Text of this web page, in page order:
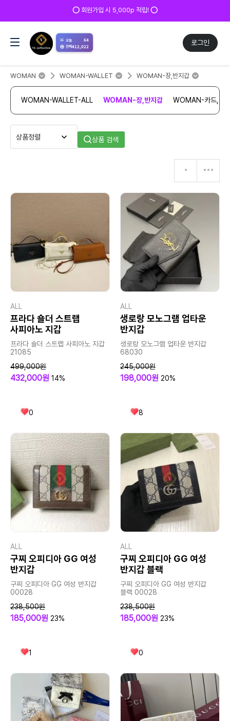
⭕ 회원가입 시 5,000p 적립! ⭕
로그인
📊 오늘 64
전체412,022
WOMAN WOMAN-WALLET WOMAN-장,반지갑
WOMAN-WALLET-ALL WOMAN-장,반지갑 WOMAN-카드,여
상품 검색
ALL
프라다 숄더 스트랩
사피아노 지갑
프라다 숄더 스트랩 사피아노 지갑
21085
499,000원
432,000원 14%
0
ALL
생로랑 모노그램 업타운
반지갑
생로랑 모노그램 업타운 반지갑
68030
245,000원
198,000원 20%
8
ALL
구찌 오피디아 GG 여성
반지갑
구찌 오피디아 GG 여성 반지갑
00028
238,500원
185,000원 23%
1
ALL
구찌 오피디아 GG 여성
반지갑 블랙
구찌 오피디아 GG 여성 반지갑
블랙 00028
238,500원
185,000원 23%
0